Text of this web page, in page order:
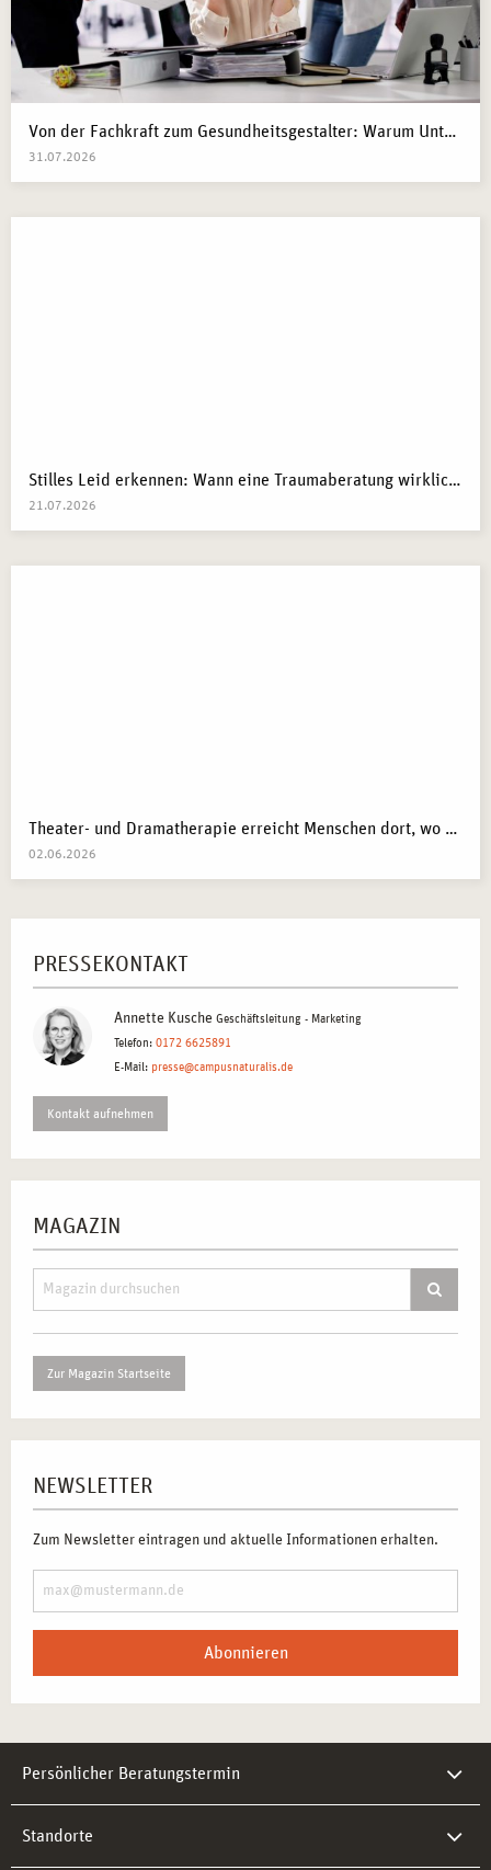
Von der Fachkraft zum Gesundheitsgestalter: Warum Unternehmen 2026 Business Health Coaches brauchen
31.07.2026
Stilles Leid erkennen: Wann eine Traumaberatung wirklich der richtige Schritt ist
21.07.2026
Theater- und Dramatherapie erreicht Menschen dort, wo Worte manchmal nicht mehr weiterkommen.
02.06.2026
PRESSEKONTAKT
Annette Kusche Geschäftsleitung - Marketing
Telefon: 0172 6625891
E-Mail: presse@campusnaturalis.de
Kontakt aufnehmen
MAGAZIN
Zur Magazin Startseite
NEWSLETTER
Zum Newsletter eintragen und aktuelle Informationen erhalten.
Abonnieren
Persönlicher Beratungstermin
Standorte